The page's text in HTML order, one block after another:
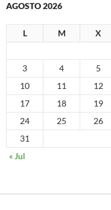
AGOSTO 2026
L M X
3
4 5
10
11 12
17
18 19
24
25 26
31
« Jul